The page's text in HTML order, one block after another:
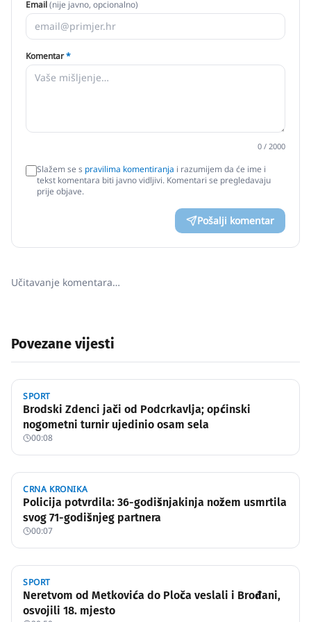
Email(nije javno, opcionalno)
Komentar*
0 / 2000
Slažem se s pravilima komentiranja i razumijem da će ime i
tekst komentara biti javno vidljivi. Komentari se pregledavaju
prije objave.
Pošalji komentar
Učitavanje komentara…
Povezane vijesti
SPORT
Brodski Zdenci jači od Podcrkavlja; općinski
nogometni turnir ujedinio osam sela
00:08
CRNA KRONIKA
Policija potvrdila: 36-godišnjakinja nožem usmrtila
svog 71-godišnjeg partnera
00:07
SPORT
Neretvom od Metkovića do Ploča veslali i Brođani,
osvojili 18. mjesto